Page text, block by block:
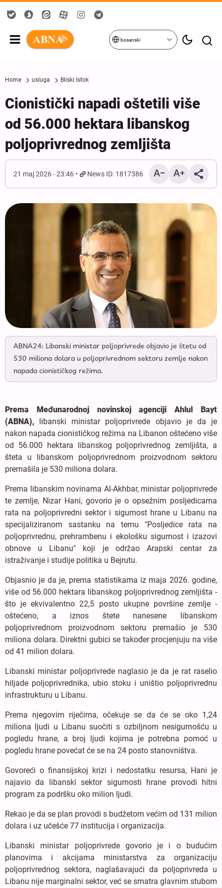
bosanski
Home usluga Bliski Istok
Cionistički napadi oštetili više
od 56.000 hektara libanskog
poljoprivrednog zemljišta
21 maj 2026 - 23:46 News ID: 1817386
ABNA24: Libanski ministar poljoprivrede objavio je štetu od
530 miliona dolara u poljoprivrednom sektoru zemlje nakon
napada cionističkog režima.
Prema Međunarodnoj novinskoj agenciji Ahlul Bayt
(ABNA), libanski ministar poljoprivrede objavio je da je
nakon napada cionističkog režima na Libanon oštećeno više
od 56.000 hektara libanskog poljoprivrednog zemljišta, a
šteta u libanskom poljoprivrednom proizvodnom sektoru
premašila je 530 miliona dolara.
Prema libanskim novinama Al-Akhbar, ministar poljoprivrede
te zemlje, Nizar Hani, govorio je o opsežnim posljedicama
rata na poljoprivredni sektor i sigurnost hrane u Libanu na
specijaliziranom sastanku na temu "Posljedice rata na
poljoprivrednu, prehrambenu i ekološku sigurnost i izazovi
obnove u Libanu" koji je održao Arapski centar za
istraživanje i studije politika u Bejrutu.
Objasnio je da je, prema statistikama iz maja 2026. godine,
više od 56.000 hektara libanskog poljoprivrednog zemljišta -
što je ekvivalentno 22,5 posto ukupne površine zemlje -
oštećeno, a iznos štete nanesene libanskom
poljoprivrednom proizvodnom sektoru premašio je 530
miliona dolara. Direktni gubici se također procjenjuju na više
od 41 milion dolara.
Libanski ministar poljoprivrede naglasio je da je rat raselio
hiljade poljoprivrednika, ubio stoku i uništio poljoprivrednu
infrastrukturu u Libanu.
Prema njegovim riječima, očekuje se da će se oko 1,24
miliona ljudi u Libanu suočiti s ozbiljnom nesigurnošću u
pogledu hrane, a broj ljudi kojima je potrebna pomoć u
pogledu hrane povećat će se na 24 posto stanovništva.
Govoreći o finansijskoj krizi i nedostatku resursa, Hani je
najavio da libanski sektor sigurnosti hrane provodi hitni
program za podršku oko milion ljudi.
Rekao je da se plan provodi s budžetom većim od 131 milion
dolara i uz učešće 77 institucija i organizacija.
Libanski ministar poljoprivrede govorio je i o budućim
planovima i akcijama ministarstva za organizaciju
poljoprivrednog sektora, naglašavajući da poljoprivreda u
Libanu nije marginalni sektor, već se smatra glavnim stubom